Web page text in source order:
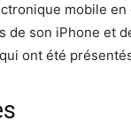
mobile
de son iPhone et
ont été